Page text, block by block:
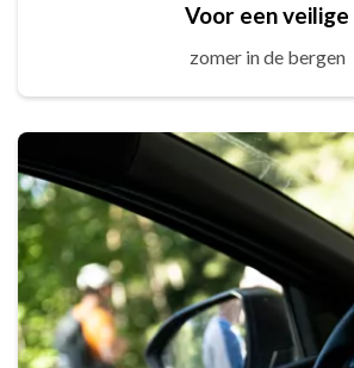
Voor een veilige
zomer in de bergen